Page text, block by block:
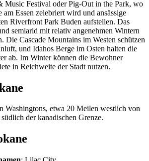
Music Festival oder Pig-Out in the Park, wo
am Essen zelebriert wird und ansässige
Riverfront Park Buden aufstellen. Das
semiarid mit relativ angenehmen Wintern
Die Cascade Mountains im Westen schützen
und Idahos Berge im Osten halten die
ab. Im Winter können die Bewohner
in Reichweite der Stadt nutzen.
Washingtons, etwa 20 Meilen westlich von
der kanadischen Grenze.